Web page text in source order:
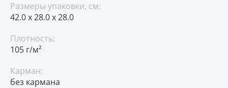
Размеры упаковки, см:
42.0 x 28.0 x 28.0
Плотность:
105 г/м²
Карман:
без кармана